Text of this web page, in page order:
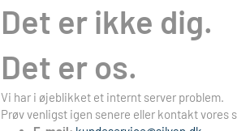
Det er ikke dig.
Det er os.
Vi har i øjeblikket et internt server problem.
Prøv venligst igen senere eller kontakt vores